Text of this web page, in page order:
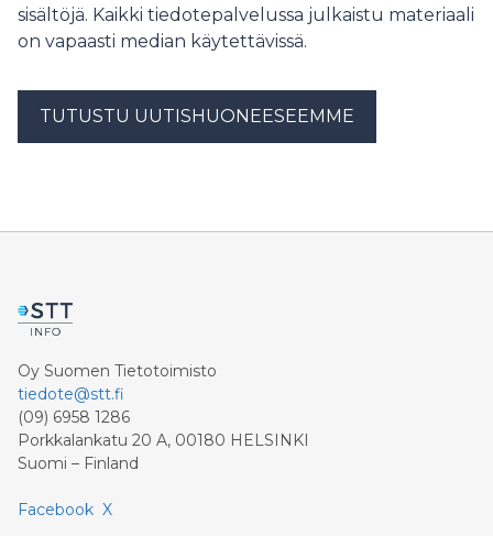
sisältöjä. Kaikki tiedotepalvelussa julkaistu materiaali
on vapaasti median käytettävissä.
TUTUSTU UUTISHUONEESEEMME
Oy Suomen Tietotoimisto
tiedote@stt.fi
(09) 6958 1286
Porkkalankatu 20 A, 00180 HELSINKI
Suomi – Finland
Facebook X